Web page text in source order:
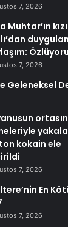
7, 2026
Muhtar’ın
7, 2026
Geleneksel
kokain ele
7, 2026
En
7, 2026